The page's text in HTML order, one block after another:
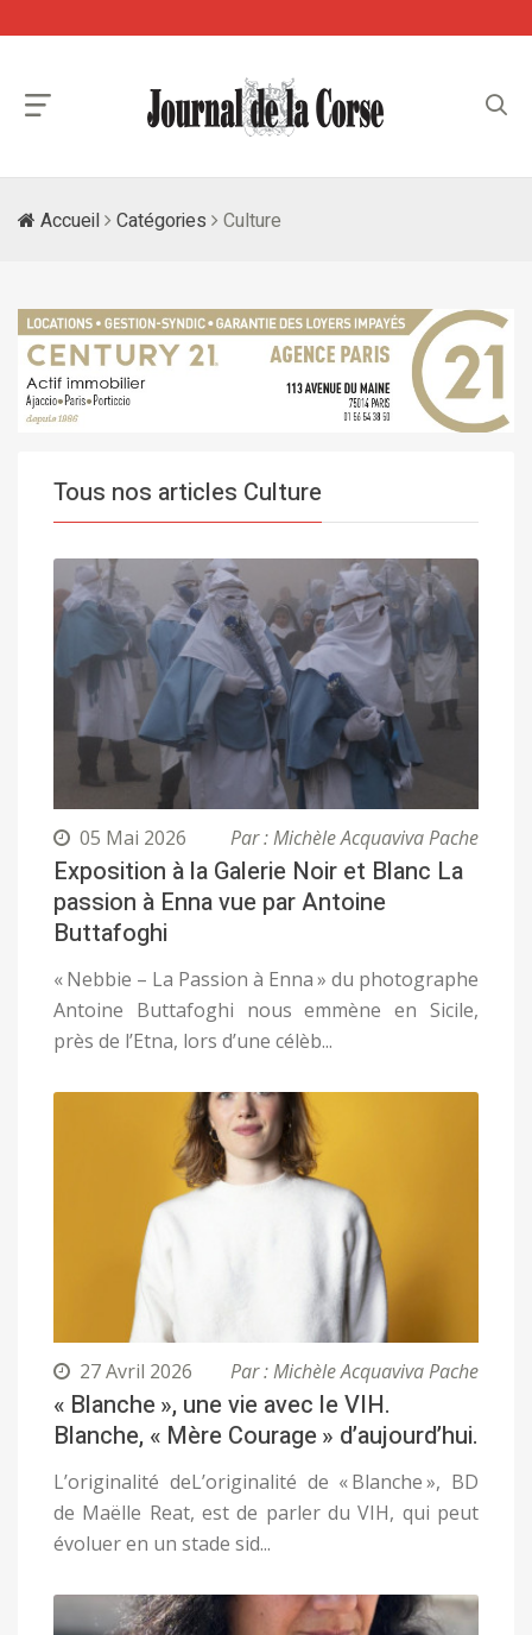
Accueil Catégories Culture
Tous nos articles Culture
05 Mai 2026 Par : Michèle Acquaviva Pache
Exposition à la Galerie Noir et Blanc La
passion à Enna vue par Antoine
Buttafoghi
« Nebbie – La Passion à Enna » du photographe
Antoine Buttafoghi nous emmène en Sicile,
près de l’Etna, lors d’une célèb...
27 Avril 2026 Par : Michèle Acquaviva Pache
« Blanche », une vie avec le VIH.
Blanche, « Mère Courage » d’aujourd’hui.
L’originalité deL’originalité de « Blanche », BD
de Maëlle Reat, est de parler du VIH, qui peut
évoluer en un stade sid...